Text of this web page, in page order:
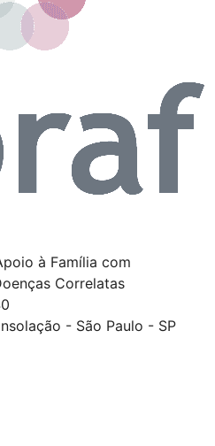
à Família com
Correlatas
- São Paulo - SP